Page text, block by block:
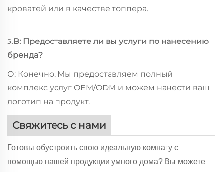
кроватей или в качестве топпера.
5.В: Предоставляете ли вы услуги по нанесению
бренда?
О: Конечно. Мы предоставляем полный
комплекс услуг OEM/ODM и можем нанести ваш
логотип на продукт.
Свяжитесь с нами
Готовы обустроить свою идеальную комнату с
помощью нашей продукции умного дома? Вы можете